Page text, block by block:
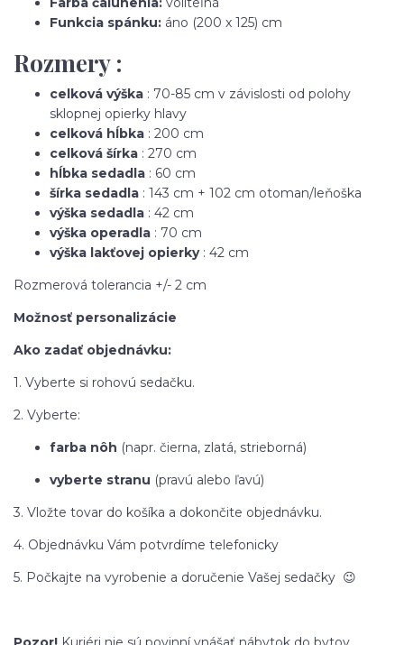
Funkcia spánku: áno (200 x 125) cm
Rozmery :
celková výška : 70-85 cm v závislosti od polohy
sklopnej opierky hlavy
celková hĺbka : 200 cm
celková šírka : 270 cm
hĺbka sedadla : 60 cm
šírka sedadla : 143 cm + 102 cm otoman/leňoška
výška sedadla : 42 cm
výška operadla : 70 cm
výška lakťovej opierky: 42 cm
Rozmerová tolerancia +/- 2 cm
Možnosť personalizácie
Ako zadať objednávku:
1. Vyberte si rohovú sedačku.
2. Vyberte:
farba nôh (napr. čierna, zlatá, strieborná)
vyberte stranu (pravú alebo ľavú)
3. Vložte tovar do košíka a dokončite objednávku.
4. Objednávku Vám potvrdíme telefonicky
5. Počkajte na vyrobenie a doručenie Vašej sedačky 😉